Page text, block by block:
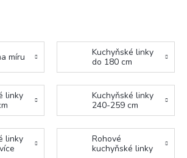
míru
Kuchyňské linky
do 180 cm
linky
Kuchyňské linky
240-259 cm
linky
Rohové
kuchyňské linky